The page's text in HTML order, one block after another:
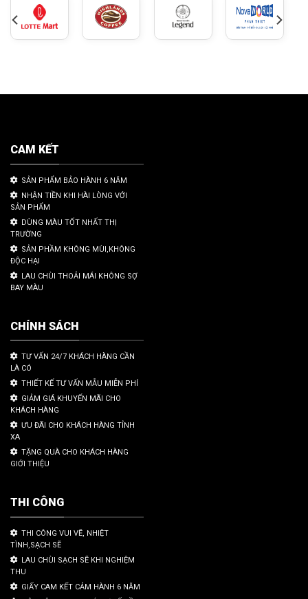
CAM KẾT
SẢN PHẨM BẢO HÀNH 6 NĂM
NHẬN TIỀN KHI HÀI LÒNG VỚI
SẢN PHẨM
DÙNG MÀU TỐT NHẤT THỊ
TRƯỜNG
SẢN PHẦM KHÔNG MÙI,KHÔNG
ĐỘC HẠI
LAU CHÙI THOẢI MÁI KHÔNG SỢ
BAY MÀU
CHÍNH SÁCH
TƯ VẤN 24/7 KHÁCH HÀNG CẦN
LÀ CÓ
THIẾT KẾ TƯ VẤN MẪU MIỄN PHÍ
GIẢM GIÁ KHUYẾN MÃI CHO
KHÁCH HÀNG
ƯU ĐÃI CHO KHÁCH HÀNG TỈNH
XA
TẶNG QUÀ CHO KHÁCH HÀNG
GIỚI THIỆU
THI CÔNG
THI CÔNG VUI VẼ, NHIỆT
TÌNH,SẠCH SẼ
LAU CHÙI SẠCH SẼ KHI NGHIỆM
THU
GIẤY CAM KẾT CẢM HÀNH 6 NĂM